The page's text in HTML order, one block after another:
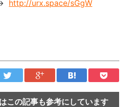
http://urx.space/sGgW
この記事も参考にしています